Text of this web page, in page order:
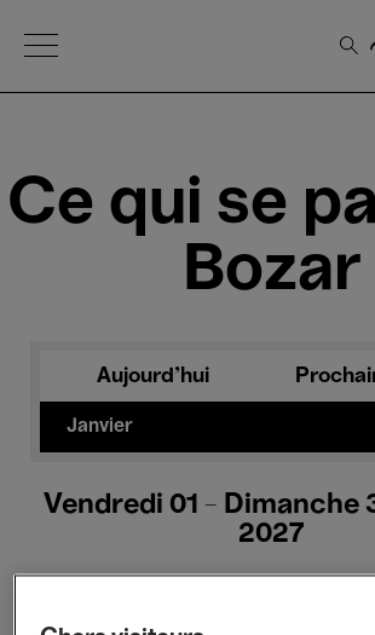
Open Menu
Ce qui se
Bozar
Aujourd'hui
Janvier
Vendredi 01 - Dimanche
2027